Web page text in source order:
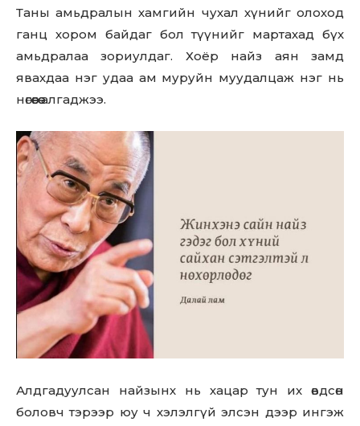
Таны амьдралын хамгийн чухал хүнийг олоход
ганц хором байдаг бол түүнийг мартахад бүх
амьдралаа зориулдаг. Хоёр найз аян замд
явахдаа нэг удаа ам муруйн муудалцаж нэг нь
нөгөөөгөө алгаджээ.
Алдгадуулсан найзынх нь хацар тун их өвдсөн
боловч тэрээр юу ч хэлэлгүй элсэн дээр ингэж